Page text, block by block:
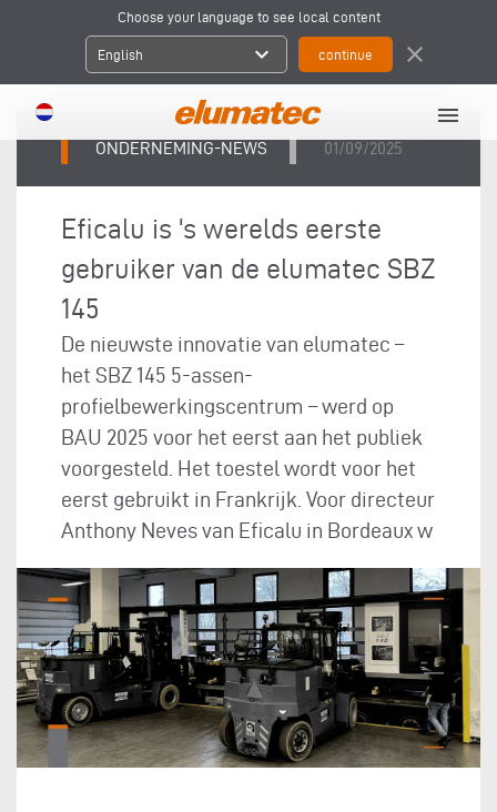
Choose your language to see local content
English expand_more close
menu
ONDERNEMING-NEWS 01/09/2025
Eficalu is 's werelds eerste
gebruiker van de elumatec SBZ
145
De nieuwste innovatie van elumatec –
het SBZ 145 5-assen-
profielbewerkingscentrum – werd op
BAU 2025 voor het eerst aan het publiek
voorgesteld. Het toestel wordt voor het
eerst gebruikt in Frankrijk. Voor directeur
Anthony Neves van Eficalu in Bordeaux w